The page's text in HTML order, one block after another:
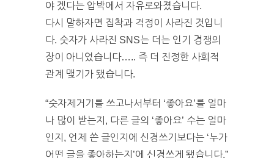
야 겠다는 압박에서 자유로와졌습니다.
다시 말하자면 집착과 걱정이 사라진 것입니
다. 숫자가 사라진 SNS는 더는 인기 경쟁의
장이 아니었습니다….. 즉 더 진정한 사회적
관계 맺기가 됐습니다.
“숫자제거기를 쓰고나서부터 ‘좋아요’를 얼마
나 많이 받는지, 다른 글의 ‘좋아요’ 수는 얼마
인지, 언제 쓴 글인지에 신경쓰기보다는 ‘누가
어떤 글을 좋아하는지’에 신경쓰게 됐습니다.”